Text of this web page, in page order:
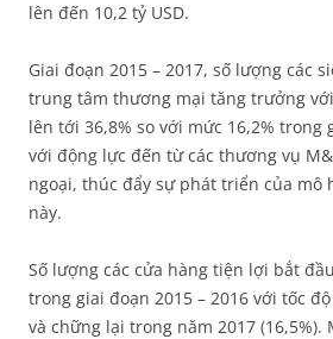
lên đến 10,2 tỷ USD.
Giai đoạn 2015 – 2017, số lượng các
trung tâm thương mại tăng trưởng với
lên tới 36,8% so với mức 16,2% trong
với động lực đến từ các thương vụ
ngoại, thúc đẩy sự phát triển của mô
này.
Số lượng các cửa hàng tiện lợi bắt
trong giai đoạn 2015 – 2016 với tốc
và chững lại trong năm 2017 (16,5%).